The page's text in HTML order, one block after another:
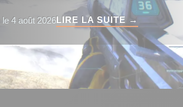
4 août 2026LIRE LA SUITE →